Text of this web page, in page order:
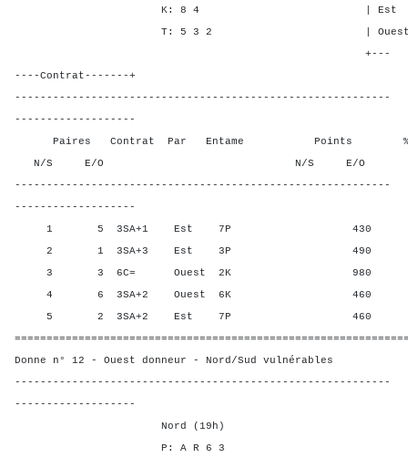
K: 8 4 | Est 6 5 6
T: 5 3 2 | Ouest 6 5
+---
----Contrat-------+
-----------------------------------------------------------
-------------------
Paires Contrat Par Entame Points %
N/S E/O N/S E/O N/
-----------------------------------------------------------
-------------------
1 5 3SA+1 Est 7P 430
2 1 3SA+3 Est 3P 490
3 3 6C= Ouest 2K 980 0,00
4 6 3SA+2 Ouest 6K 460
5 2 3SA+2 Est 7P 460
Donne n° 12 - Ouest donneur - Nord/Sud vulnérables
-----------------------------------------------------------
-------------------
Nord (19h)
P: A R 6 3